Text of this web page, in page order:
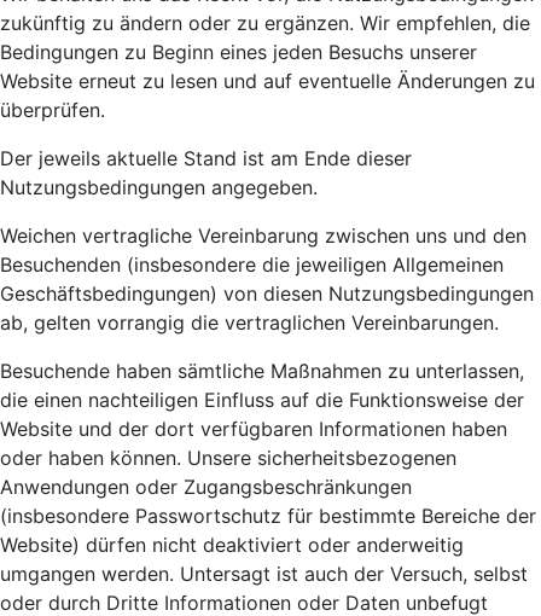
zukünftig zu ändern oder zu ergänzen. Wir empfehlen, die
Bedingungen zu Beginn eines jeden Besuchs unserer
Website erneut zu lesen und auf eventuelle Änderungen zu
überprüfen.
Der jeweils aktuelle Stand ist am Ende dieser
Nutzungsbedingungen angegeben.
Weichen vertragliche Vereinbarung zwischen uns und den
Besuchenden (insbesondere die jeweiligen Allgemeinen
Geschäftsbedingungen) von diesen Nutzungsbedingungen
ab, gelten vorrangig die vertraglichen Vereinbarungen.
Besuchende haben sämtliche Maßnahmen zu unterlassen,
die einen nachteiligen Einfluss auf die Funktionsweise der
Website und der dort verfügbaren Informationen haben
oder haben können. Unsere sicherheitsbezogenen
Anwendungen oder Zugangsbeschränkungen
(insbesondere Passwortschutz für bestimmte Bereiche der
Website) dürfen nicht deaktiviert oder anderweitig
umgangen werden. Untersagt ist auch der Versuch, selbst
oder durch Dritte Informationen oder Daten unbefugt